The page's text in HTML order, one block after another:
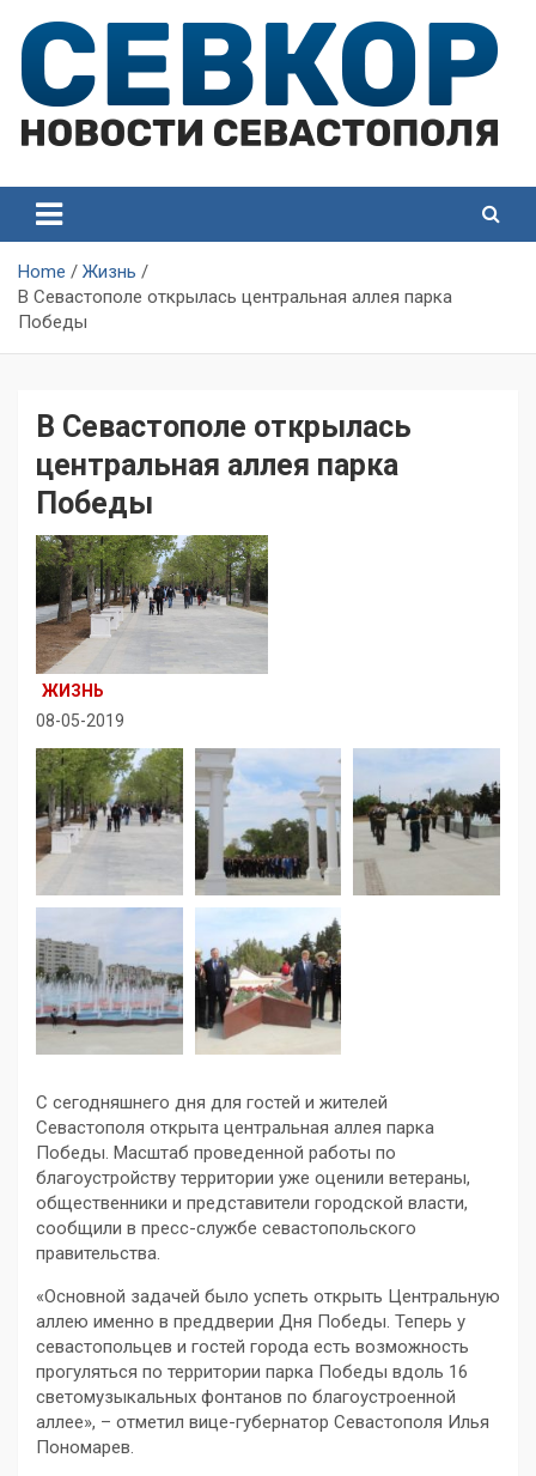
content
Севастополя
Севастополя
Home
Жизнь
В Севастополе открылась центральная аллея парка
Победы
В Севастополе открылась
центральная аллея парка
Победы
ЖИЗНЬ
08-05-2019
С сегодняшнего дня для гостей и жителей
Севастополя открыта центральная аллея парка
Победы. Масштаб проведенной работы по
благоустройству территории уже оценили ветераны,
общественники и представители городской власти,
сообщили в пресс-службе севастопольского
правительства.
«Основной задачей было успеть открыть Центральную
аллею именно в преддверии Дня Победы. Теперь у
севастопольцев и гостей города есть возможность
прогуляться по территории парка Победы вдоль 16
светомузыкальных фонтанов по благоустроенной
аллее», – отметил вице-губернатор Севастополя Илья
Пономарев.